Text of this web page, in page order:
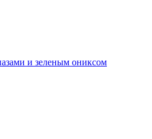
и зеленым ониксом